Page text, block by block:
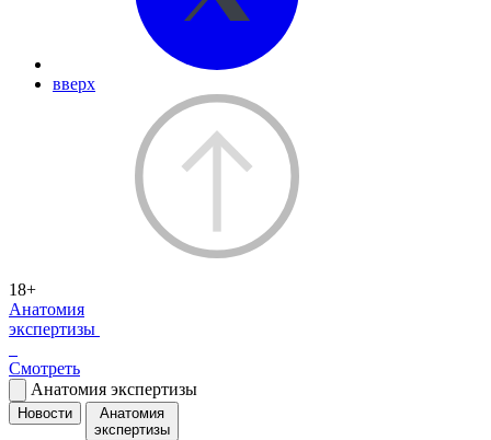
вверх
18+
Анатомия
экспертизы
Смотреть
Анатомия экспертизы
Новости
Анатомия
экспертизы